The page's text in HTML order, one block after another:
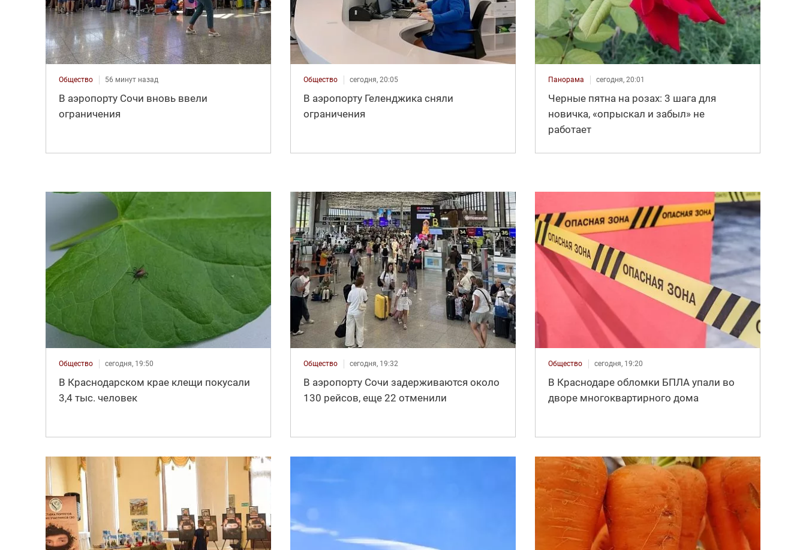
Общество 56 минут назад
В аэропорту Сочи вновь ввели
ограничения
Общество сегодня, 20:05
В аэропорту Геленджика сняли
ограничения
Панорама сегодня, 20:01
Черные пятна на розах: 3 шага для
новичка, «опрыскал и забыл» не
работает
Общество сегодня, 19:50
В Краснодарском крае клещи покусали
3,4 тыс. человек
Общество сегодня, 19:32
В аэропорту Сочи задерживаются около
130 рейсов, еще 22 отменили
Общество сегодня, 19:20
В Краснодаре обломки БПЛА упали во
дворе многоквартирного дома